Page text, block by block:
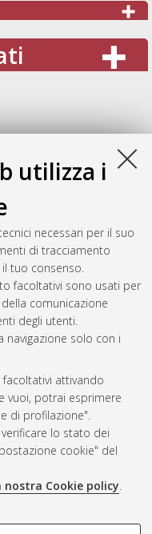
utilizza i
necessari per il suo
di tracciamento
tuo consenso.
facoltativi sono usati per
comunicazione
degli utenti.
navigazione solo con i
attivando
vuoi, potrai esprimere
di profilazione".
lo stato dei
cookie" del
nostra Cookie policy.